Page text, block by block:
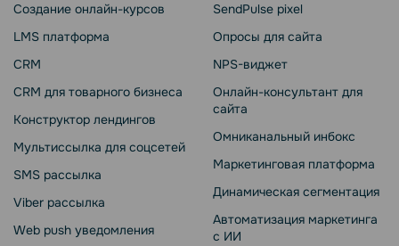
Создание онлайн-курсов
LMS платформа
CRM
CRM для товарного бизнеса
Конструктор лендингов
Мультиссылка для соцсетей
SMS рассылка
Viber рассылка
Web push уведомления
SendPulse pixel
Опросы для сайта
NPS-виджет
Онлайн-консультант для
сайта
Омниканальный инбокс
Маркетинговая платформа
Динамическая сегментация
Автоматизация маркетинга
с ИИ